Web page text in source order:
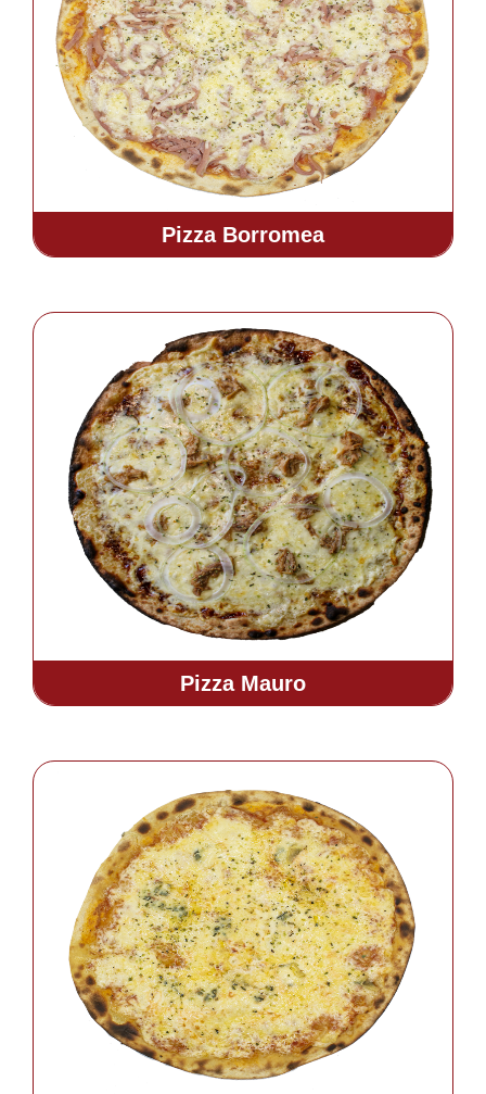
Pizza Borromea
Pizza Mauro